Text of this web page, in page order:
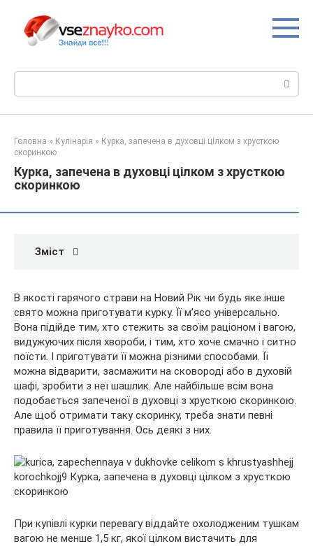
вмісту
Головна » Кулінарія » Курка, запечена в духовці цілком з хрусткою
скоринкою
Курка, запечена в духовці цілком з хрусткою
скоринкою
Зміст
В якості гарячого страви на Новий Рік чи будь яке інше
свято можна приготувати курку. Її м’ясо універсально.
Вона підійде тим, хто стежить за своїм раціоном і вагою,
видужуючих після хвороби, і тим, хто хоче смачно і ситно
поїсти. І приготувати її можна різними способами. Її
можна відварити, засмажити на сковороді або в духовій
шафі, зробити з неї шашлик. Але найбільше всім вона
подобається запеченої в духовці з хрусткою скоринкою.
Але щоб отримати таку скоринку, треба знати певні
правила її приготування. Ось деякі з них.
При купівлі курки перевагу віддайте охолодженим тушкам
вагою не менше 1,5 кг, якої цілком вистачить для